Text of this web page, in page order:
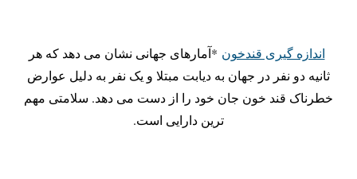
اندازه گیری قندخون *️آمارهای جهانی نشان می دهد که هر
ثانیه دو نفر در جهان به دیابت مبتلا و یک نفر به دلیل عوارض
خطرناک قند خون جان خود را از دست می دهد. سلامتی مهم
ترین دارایی است.